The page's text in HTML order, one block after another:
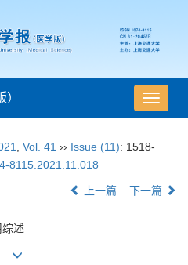
导
航
Vol. 41 ›› Issue (11): 1518-
8115.2021.11.018
上一篇 下一篇
综述